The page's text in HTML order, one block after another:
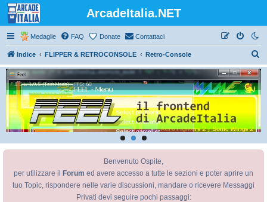
ArcadeItalia.NET
Medaglie FAQ Donate Contattaci
Indice FLIPPER & RETROCONSOLE Retro-Console
e
r
c
Benvenuto Ospite,
per utilizzare il
Forum ed avere accesso a tutte le sezioni e poter aprire un
tuo Topic, rispondere nelle varie discussioni, mandare o ricevere Messaggi
Privati devi seguire pochi passaggi: